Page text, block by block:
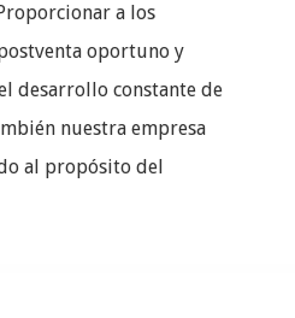
a los
oportuno y
desarrollo constante de
nuestra empresa
al propósito del